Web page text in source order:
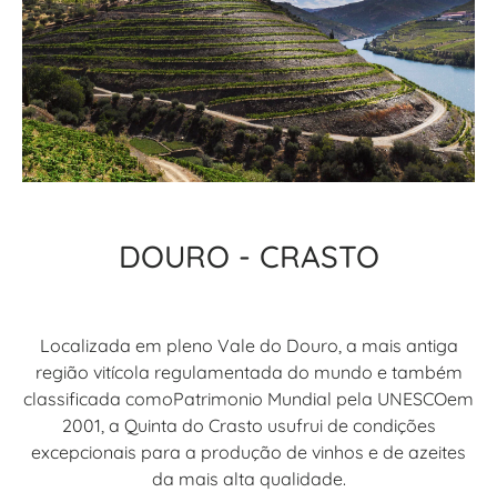
DOURO - CRASTO
Localizada em pleno Vale do Douro, a mais antiga
região vitícola regulamentada do mundo e também
classificada comoPatrimonio Mundial pela UNESCOem
2001, a Quinta do Crasto usufrui de condições
excepcionais para a produção de vinhos e de azeites
da mais alta qualidade.